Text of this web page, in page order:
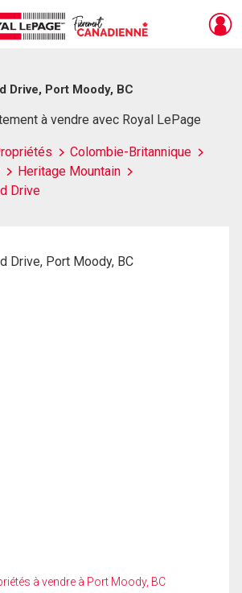
Drive, Port Moody, BC
à vendre avec Royal LePage
Colombie-Britannique
Heritage Mountain
Drive
à vendre à Port Moody, BC